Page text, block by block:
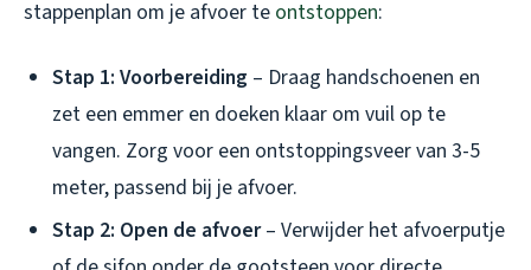
stappenplan om je afvoer te ontstoppen:
Stap 1: Voorbereiding – Draag handschoenen en
zet een emmer en doeken klaar om vuil op te
vangen. Zorg voor een ontstoppingsveer van 3-5
meter, passend bij je afvoer.
Stap 2: Open de afvoer– Verwijder het afvoerputje